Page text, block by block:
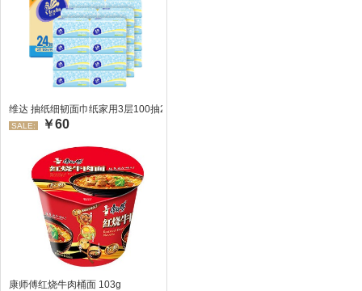
维达 抽纸细韧面巾纸家用3层100抽24包/箱 超值装 偏远地区不发货偏远地区:(含
SALE: ￥60
康师傅红烧牛肉桶面 103g